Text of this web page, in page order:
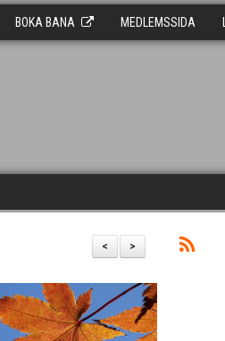
BOKA BANA MEDLEMSSIDA
>
<